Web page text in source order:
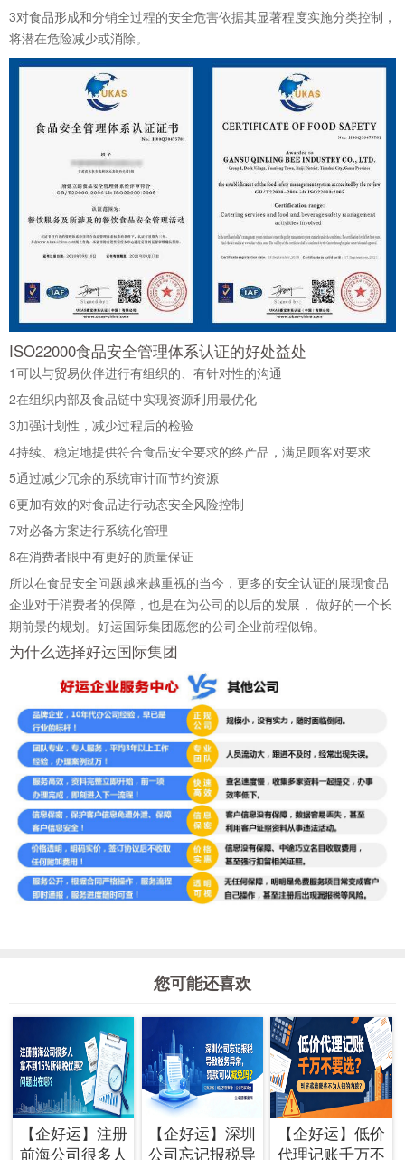
3对食品形成和分销全过程的安全危害依据其显著程度实施分类控制，
将潜在危险减少或消除。
ISO22000食品安全管理体系认证的好处益处
1可以与贸易伙伴进行有组织的、有针对性的沟通
2在组织内部及食品链中实现资源利用最优化
3加强计划性，减少过程后的检验
4持续、稳定地提供符合食品安全要求的终产品，满足顾客对要求
5通过减少冗余的系统审计而节约资源
6更加有效的对食品进行动态安全风险控制
7对必备方案进行系统化管理
8在消费者眼中有更好的质量保证
所以在食品安全问题越来越重视的当今，更多的安全认证的展现食品
企业对于消费者的保障，也是在为公司的以后的发展， 做好的一个长
期前景的规划。好运国际集团愿您的公司企业前程似锦。
为什么选择好运国际集团
您可能还喜欢
【企好运】注册
前海公司很多人
【企好运】深圳
公司忘记报税导
【企好运】低价
代理记账千万不